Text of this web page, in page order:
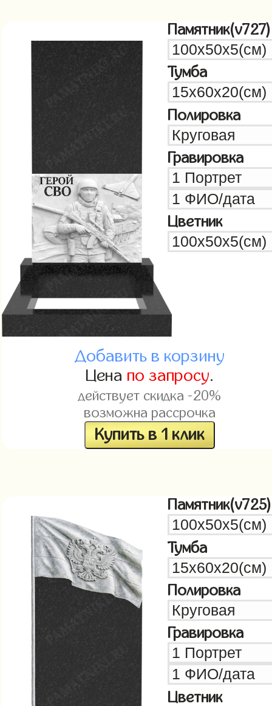
Памятник(v727)
Тумба
Полировка
Гравировка
Цветник
Добавить в корзину
Цена по запросу.
действует скидка -20%
возможна рассрочка
Купить в 1 клик
Памятник(v725)
Тумба
Полировка
Гравировка
Цветник